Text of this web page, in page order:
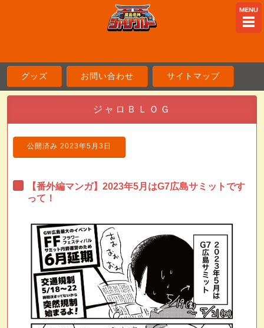
グッズ お問い合わせ サイトマップ
ジャロＢＬＯＧ
公開済み 2023年5月3日
【番外編マンガ】2023年5月はG7広島サミットです
って！